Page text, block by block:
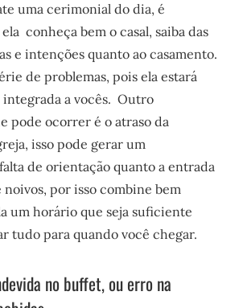
uma cerimonial do dia, é
conheça bem o casal, saiba das
e intenções quanto ao casamento.
de problemas, pois ela estará
a vocês. Outro
pode ocorrer é o atraso da
isso pode gerar um
de orientação quanto a entrada
por isso combine bem
um horário que seja suficiente
tudo para quando você chegar.
no buffet, ou erro na